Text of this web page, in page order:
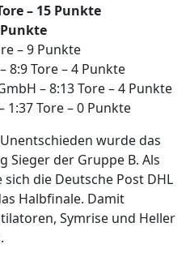
– 15 Punkte
Punkte
– 9 Punkte
8:9 Tore – 4 Punkte
– 8:13 Tore – 4 Punkte
1:37 Tore – 0 Punkte
wurde das
Sieger der Gruppe B. Als
die Deutsche Post DHL
Halbfinale. Damit
Symrise und Heller